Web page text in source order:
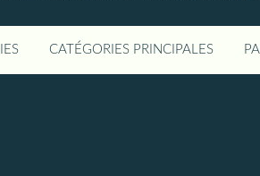
CATÉGORIES PRINCIPALES